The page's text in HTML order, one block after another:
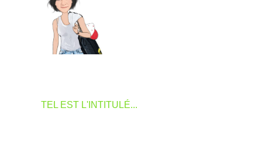
TEL EST L'INTITULÉ...